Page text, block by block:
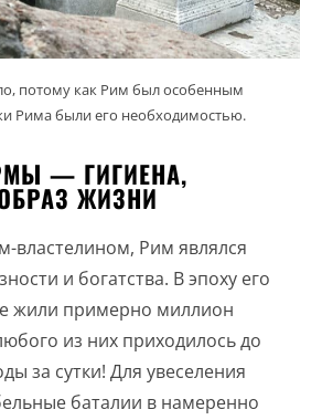
потому как Рим был особенным
Рима были его необходимостью.
— ГИГИЕНА,
ЖИЗНИ
властелином, Рим являлся
и богатства. В эпоху его
жили примерно миллион
из них приходилось до
за сутки! Для увеселения
баталии в намеренно